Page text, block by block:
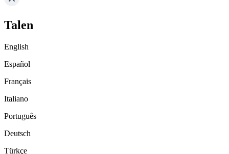
Talen
English
Español
Français
Italiano
Português
Deutsch
Türkçe